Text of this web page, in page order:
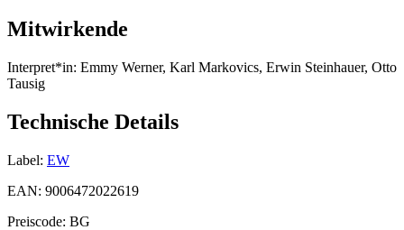
Mitwirkende
Interpret*in: Emmy Werner, Karl Markovics, Erwin Steinhauer, Otto
Tausig
Technische Details
Label: EW
EAN: 9006472022619
Preiscode: BG